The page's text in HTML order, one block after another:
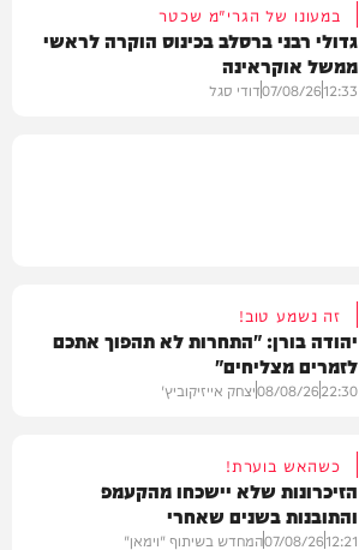
במעונו של הגרי"מ שכטר
גדולי רבני ברסלב בכינוס הוקרה לראשי
ממשל אוקראינה
12:33
07/08/26דודי סגל
זה נשמע טוב!
יהודה בורן: "התחרות לא תהפוך אתכם
לזמרים מצליחים"
22:30
08/08/26יצחק אייזיקוביץ'
כשהאש בוערת!
הזיכרונות שלא יישכחו מהקעמפ
והתובנות בשנים שאחרי
12:21
07/08/26המחדש בשיתוף "וימאן"